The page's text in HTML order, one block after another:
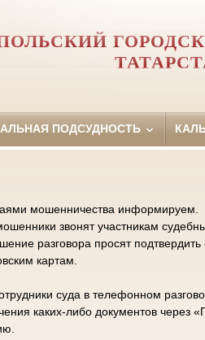
ПОДСУДНОСТЬ
мошенничества информируем.
звонят участникам
разговора просят
картам.
суда в телефонном
каких-либо документов через